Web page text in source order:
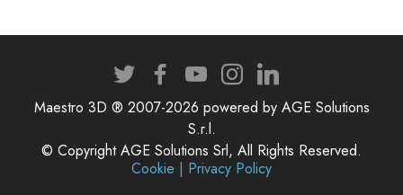
Maestro 3D ® 2007-2026 powered by AGE Solutions
S.r.l.
© Copyright AGE Solutions Srl, All Rights Reserved.
Cookie | Privacy Policy